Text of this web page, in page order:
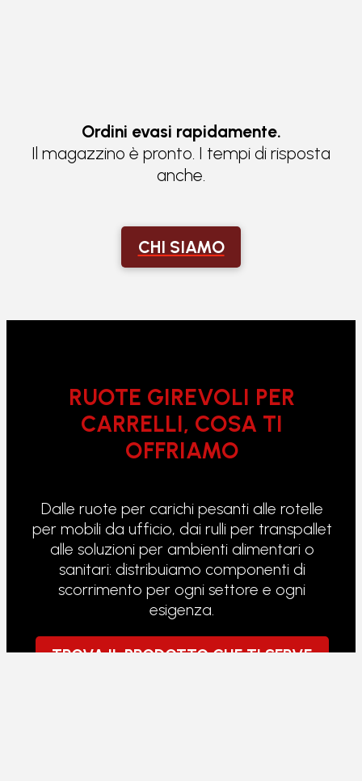
Ordini evasi rapidamente.
Il magazzino è pronto. I tempi di risposta
anche.
CHI SIAMO
RUOTE GIREVOLI PER
CARRELLI, COSA TI
OFFRIAMO
Dalle ruote per carichi pesanti alle rotelle
per mobili da ufficio, dai rulli per transpallet
alle soluzioni per ambienti alimentari o
sanitari: distribuiamo componenti di
scorrimento per ogni settore e ogni
esigenza.
TROVA IL PRODOTTO CHE TI SERVE